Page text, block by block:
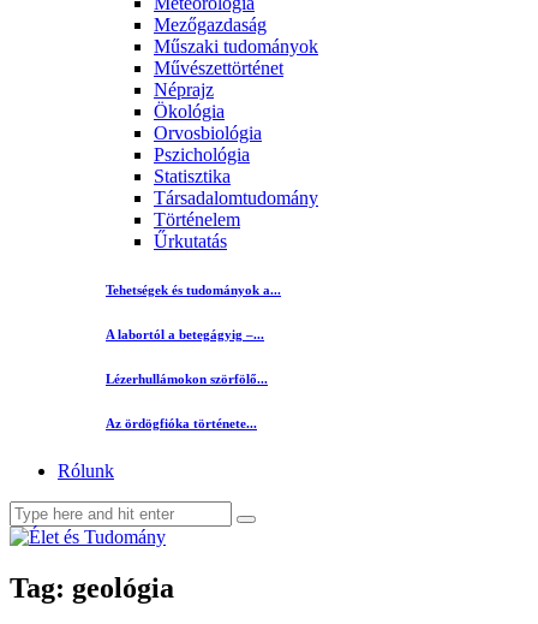
Mezőgazdaság
Műszaki tudományok
Művészettörténet
Néprajz
Ökológia
Orvosbiológia
Pszichológia
Statisztika
Társadalomtudomány
Történelem
Űrkutatás
Tehetségek és tudományok a...
A labortól a betegágyig –...
Lézerhullámokon szörfölő...
Az ördögfióka története...
Rólunk
Tag: geológia